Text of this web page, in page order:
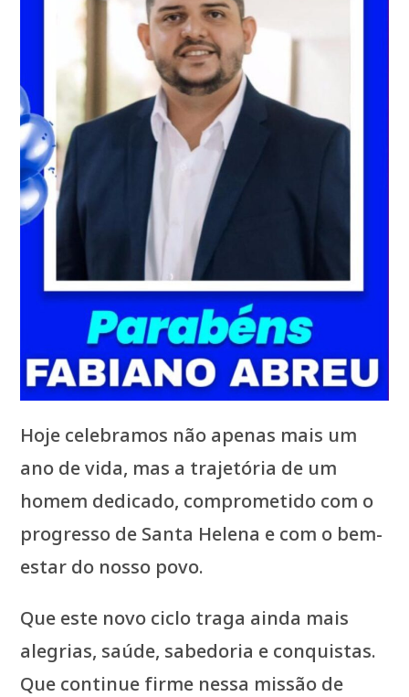
Hoje celebramos não apenas mais um
ano de vida, mas a trajetória de um
homem dedicado, comprometido com o
progresso de Santa Helena e com o bem-
estar do nosso povo.
Que este novo ciclo traga ainda mais
alegrias, saúde, sabedoria e conquistas.
Que continue firme nessa missão de